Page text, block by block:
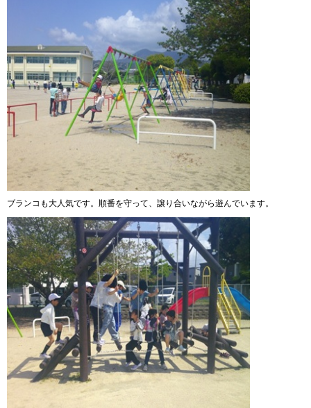
ブランコも大人気です。順番を守って、譲り合いながら遊んでいます。